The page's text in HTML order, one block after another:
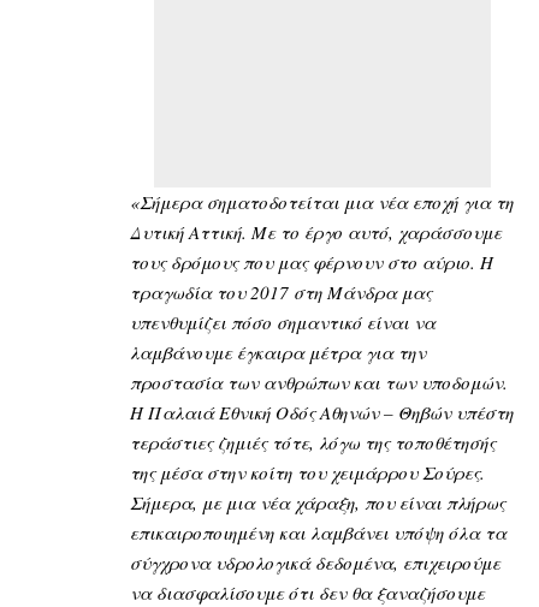
«Σήμερα σηματοδοτείται μια νέα εποχή για τη
Δυτική Αττική. Με το έργο αυτό, χαράσσουμε
τους δρόμους που μας φέρνουν στο αύριο. Η
τραγωδία του 2017 στη Μάνδρα μας
υπενθυμίζει πόσο σημαντικό είναι να
λαμβάνουμε έγκαιρα μέτρα για την
προστασία των ανθρώπων και των υποδομών.
Η Παλαιά Εθνική Οδός Αθηνών – Θηβών υπέστη
τεράστιες ζημιές τότε, λόγω της τοποθέτησής
της μέσα στην κοίτη του χειμάρρου Σούρες.
Σήμερα, με μια νέα χάραξη, που είναι πλήρως
επικαιροποιημένη και λαμβάνει υπόψη όλα τα
σύγχρονα υδρολογικά δεδομένα, επιχειρούμε
να διασφαλίσουμε ότι δεν θα ξαναζήσουμε